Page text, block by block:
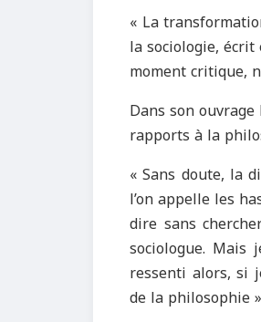
« La
la sociologie,
moment critique,
Dans son
rapports à la
« Sans doute, la
l’on appelle les
dire sans
sociologue. Mais
ressenti alors, si
de la philosophie